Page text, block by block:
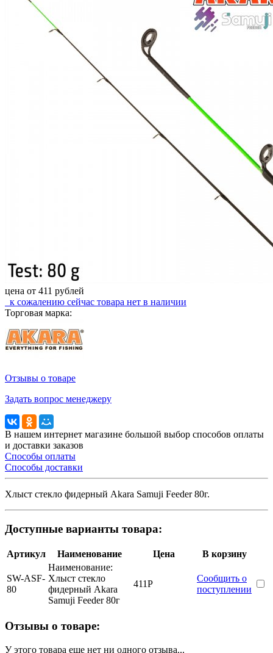
цена от 411 рублей
к сожалению сейчас товара нет в наличии
Торговая марка:
Отзывы о товаре
Задать вопрос менеджеру
В нашем интернет магазине большой выбор способов оплаты
и доставки заказов
Способы оплаты
Способы доставки
Хлыст стекло фидерный Akara Samuji Feeder 80г.
Доступные варианты товара:
Артикул Наименование Цена В корзину
SW-ASF-
80
Наименование:
Хлыст стекло
фидерный Akara
Samuji Feeder 80г
411Р
Сообщить о
поступлении
Отзывы о товаре:
У этого товара еще нет ни одного отзыва...